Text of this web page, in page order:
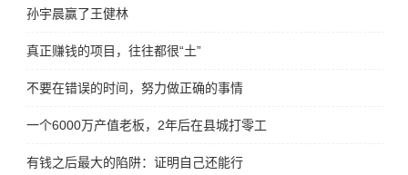
孙宇晨赢了王健林
真正赚钱的项目，往往都很“土”
不要在错误的时间，努力做正确的事情
一个6000万产值老板，2年后在县城打零工
有钱之后最大的陷阱：证明自己还能行